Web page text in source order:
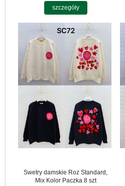
szczegóły
Swetry damskie Roz Standard,
Mix Kolor Paczka 8 szt